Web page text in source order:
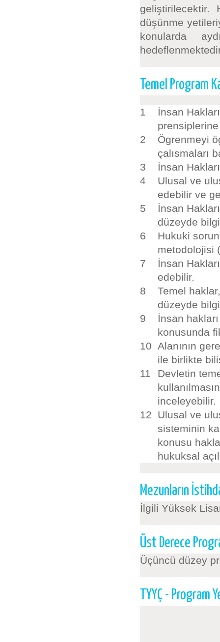
geliştirilecektir.
düşünme
konularda
Temel Program
1
İnsan
2
Ögrenmeyi
çalısmaları
3
İnsan
4
Ulusal ve
edebilir ve
5
İnsan
düzeyde
6
Hukuki
metodolojisi
7
İnsan
edebilir.
8
Temel
düzeyde
9
İnsan
konusunda
10 Alanının
ile birlikte
11
Devletin
inceleyebilir.
12 Ulusal ve
sisteminin
konusu
hukuksal
Mezunların
İlgili Yüksek
Üst Derece
Üçüncü düzey
TYYÇ -